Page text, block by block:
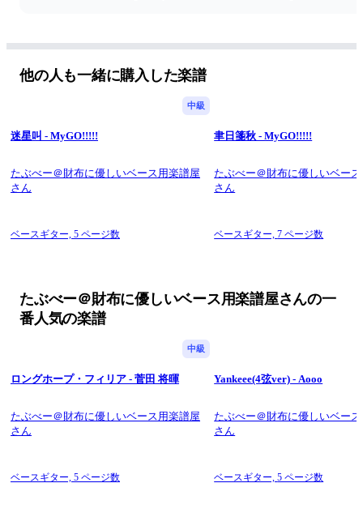
I create and sell these at the lowest possible price so that
students and beginners can easily purchase them, and as a
bassist myself, I also pay attention to making them easy to
The title of the song clearly indicates whether it is for a 4-string
conscious of creating a layout that is very easy to read.
◆Other songs
Please search for Tabubee ← song name.
他の人も一緒に購入した楽譜
中級
迷星叫 - MyGO!!!!!
たぶべー＠財布に優しいベース用楽譜屋
さん
ベースギター, 5 ページ数
聿日箋秋 - MyGO!!!!!
たぶべー＠財布に優しいベー
さん
ベースギター,7 ページ数
たぶべー＠財布に優しいベース用楽譜屋さんの一
番人気の楽譜
中級
ロングホープ・フィリア - 菅田 将暉
たぶべー＠財布に優しいベース用楽譜屋
さん
ベースギター, 5 ページ数
Yankeee(4弦ver) - Aooo
たぶべー＠財布に優しいベー
さん
ベースギター,5 ページ数